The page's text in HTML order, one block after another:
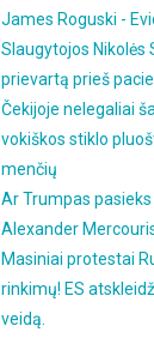
James Roguski -
Slaugytojos Nikolės
prievartą prieš
Čekijoje nelegaliai
vokiškos stiklo
menčių
Ar Trumpas
Alexander
Masiniai protestai
rinkimų! ES
veidą.